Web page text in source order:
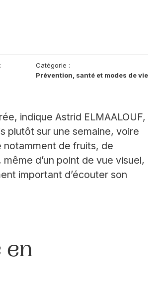
Catégorie :
Prévention, santé et modes de vie
indique Astrid ELMAALOUF,
plutôt sur une semaine, voire
notamment de fruits, de
d’un point de vue visuel,
important d’écouter son
en